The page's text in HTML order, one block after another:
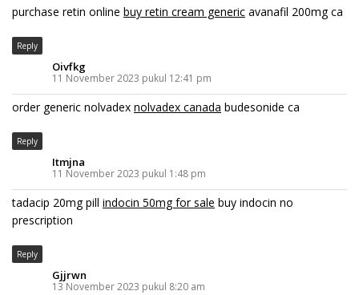
purchase retin online buy retin cream generic avanafil 200mg ca
Reply
Oivfkg
11 November 2023 pukul 12:41 pm
order generic nolvadex nolvadex canada budesonide ca
Reply
Itmjna
11 November 2023 pukul 1:48 pm
tadacip 20mg pill indocin 50mg for sale buy indocin no
prescription
Reply
Gjjrwn
13 November 2023 pukul 8:20 am